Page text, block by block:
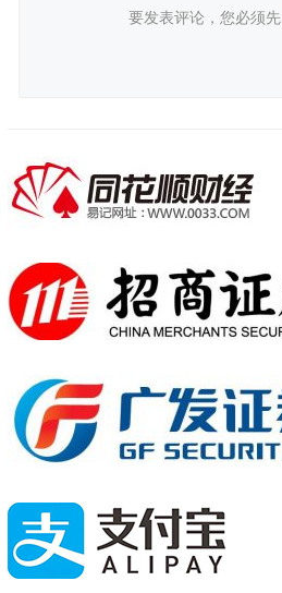
要发表评论，您必须先